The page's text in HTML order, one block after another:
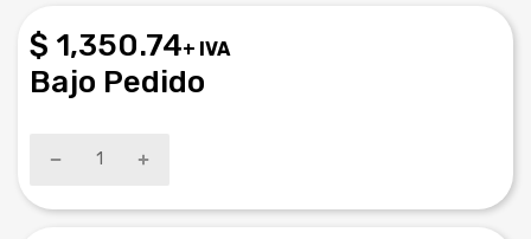
$ 1,350.74+ IVA
Bajo Pedido